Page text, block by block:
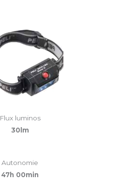
Flux luminos
30lm
Autonomie
47h 00min